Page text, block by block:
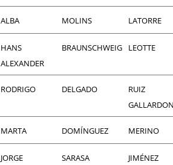
ALBA MOLINS LATORRE
HANS
ALEXANDER
BRAUNSCHWEIG LEOTTE
RODRIGO DELGADO
RUIZ
MARTA DOMÍNGUEZ MERINO
JORGE SARASA JIMÉNEZ